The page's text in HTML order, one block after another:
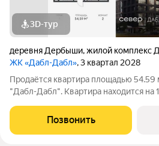
3D-тур
деревня Дербыши,жилой комплекс
ЖК «Дабл-Дабл», 3 квартал 2028
Продаётся квартира площадью
"Дабл-Дабл". Квартира находится на
особенностей планировки изолированные комнаты с окнами
на одну сторону, 1
Позвонить